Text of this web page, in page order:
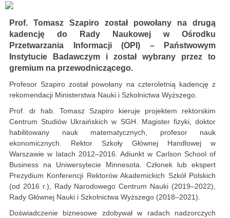
Prof. Tomasz Szapiro został powołany na drugą
kadencję do Rady Naukowej w Ośrodku
Przetwarzania Informacji (OPI) – Państwowym
Instytucie Badawczym i został wybrany przez to
gremium na przewodniczącego.
Profesor Szapiro został powołany na czteroletnią kadencję z
rekomendacji Ministerstwa Nauki i Szkolnictwa Wyższego.
Prof. dr hab. Tomasz Szapiro kieruje projektem rektorskim
Centrum Studiów Ukraińskich w SGH. Magister fizyki, doktor
habilitowany nauk matematycznych, profesor nauk
ekonomicznych. Rektor Szkoły Głównej Handlowej w
Warszawie w latach 2012–2016. Adiunkt w Carlson School of
Business na Uniwersytecie Minnesota. Członek lub ekspert
Prezydium Konferencji Rektorów Akademickich Szkół Polskich
(od 2016 r.), Rady Narodowego Centrum Nauki (2019–2022),
Rady Głównej Nauki i Szkolnictwa Wyższego (2018–2021).
Doświadczenie biznesowe zdobywał w radach nadzorczych